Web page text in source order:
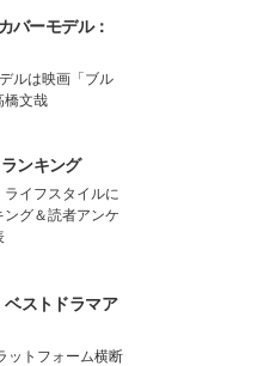
バーモデル：
ルは映画「ブル
橋文哉
ンキング
イフスタイルに
ング＆読者アンケ
ストドラマア
ットフォーム横断